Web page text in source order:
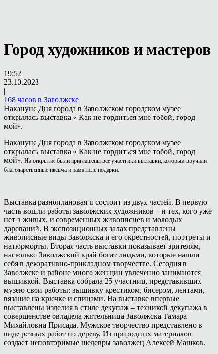
Город художников и мастеров
19:52
23.10.2023
|
168 часов в Заволжске
Накануне Дня города в Заволжском городском музее
открылась выставка « Как не гордиться мне тобой, город
мой».
Накануне Дня города в Заволжском городском музее
открылась выставка « Как не гордиться мне тобой, город
мой». На открытие были приглашены все участники выставки, которым вручили
благодарственные письма и памятные подарки.
Выставка разноплановая и состоит из двух частей. В первую
часть вошли работы заволжских художников – и тех, кого уже
нет в живых, и современных живописцев и молодых
дарований. В экспозиционных залах представлены
живописные виды Заволжска и его окрестностей, портреты и
натюрморты. Вторая часть выставки показывает зрителям,
насколько Заволжский край богат людьми, которые нашли
себя в декоративно-прикладном творчестве. Сегодня в
Заволжске и районе много женщин увлеченно занимаются
вышивкой. Выставка собрала 25 участниц, представивших
музею свои работы: вышивку крестиком, бисером, лентами,
вязание на крючке и спицами. На выставке впервые
выставлены изделия в стиле декупаж – техникой декупажа в
совершенстве овладела жительница Заволжска Тамара
Михайловна Присада. Мужское творчество представлено в
виде резных работ по дереву. Из природных материалов
создает неповторимые шедевры заволжец Алексей Машков.